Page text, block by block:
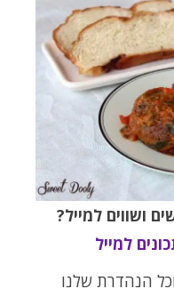
ושווים למייל?
למייל
הנהדרת שלנו